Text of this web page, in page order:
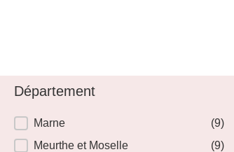
Département
Département
Marne
(9)
Meurthe et Moselle
(9)